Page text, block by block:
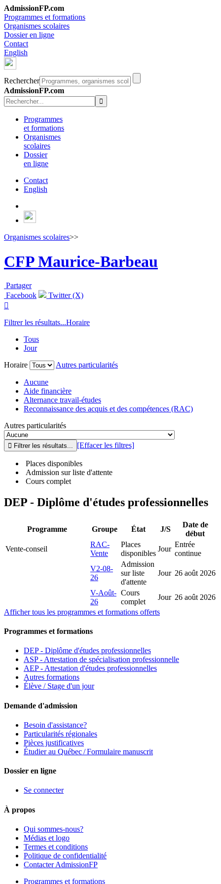
AdmissionFP.com
Programmes et formations
Organismes scolaires
Dossier en ligne
Contact
English
Rechercher
AdmissionFP.com
Programmes
et formations
Organismes
scolaires
Dossier
en ligne
Contact
English
Organismes scolaires>>
CFP Maurice-Barbeau
Partager
Facebook
Twitter (X)

Filtrer les résultats...Horaire
Tous
Jour
Horaire
Autres particularités
Aucune
Aide financière
Alternance travail-études
Reconnaissance des acquis et des compétences (RAC)
Autres particularités
[Effacer les filtres]
Places disponibles
Admission sur liste d'attente
Cours complet
DEP - Diplôme d'études professionnelles
Programme Groupe État J/S
Date de
début
Vente-conseil
RAC-
Vente
Places
disponibles
Jour
Entrée
continue
V2-08-
26
Admission
sur liste
d'attente
Jour 26 août 2026
V-Août-
26
Cours
complet
Jour 26 août 2026
Afficher tous les programmes et formations offerts
Programmes et formations
DEP - Diplôme d'études professionnelles
ASP - Attestation de spécialisation professionnelle
AEP - Attestation d'études professionnelles
Autres formations
Élève / Stage d'un jour
Demande d'admission
Besoin d'assistance?
Particularités régionales
Pièces justificatives
Étudier au Québec / Formulaire manuscrit
Dossier en ligne
Se connecter
À propos
Qui sommes-nous?
Médias et logo
Termes et conditions
Politique de confidentialité
Contacter AdmissionFP
Programmes et formations